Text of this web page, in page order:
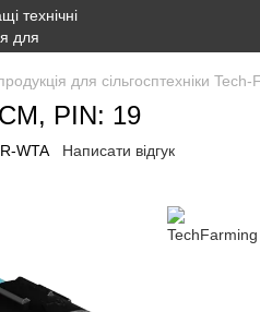
для сільгосптехніки
PIN: 19
WTA Написати відгук